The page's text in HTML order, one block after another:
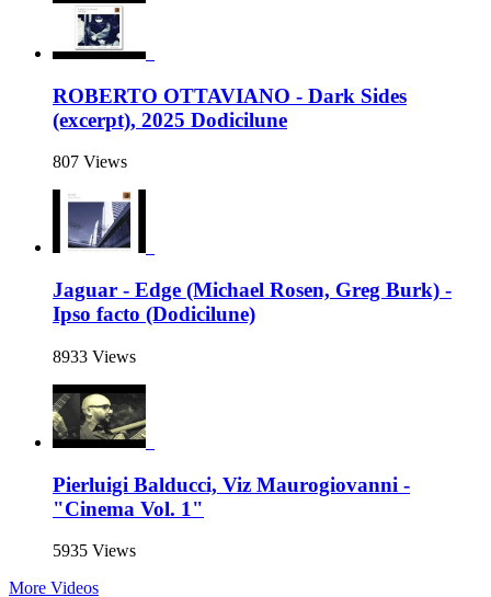
ROBERTO OTTAVIANO - Dark Sides
(excerpt), 2025 Dodicilune
807 Views
Jaguar - Edge (Michael Rosen, Greg Burk) -
Ipso facto (Dodicilune)
8933 Views
Pierluigi Balducci, Viz Maurogiovanni -
"Cinema Vol. 1"
5935 Views
More Videos